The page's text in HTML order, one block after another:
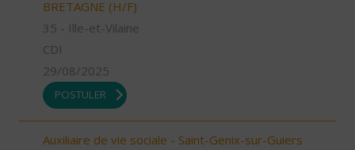
BRETAGNE (H/F)
35 - Ille-et-Vilaine
CDI
29/08/2025
POSTULER
Auxiliaire de vie sociale - Saint-Genix-sur-Guiers